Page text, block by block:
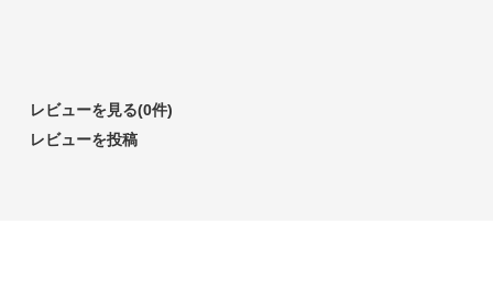
レビューを見る(0件)
レビューを投稿